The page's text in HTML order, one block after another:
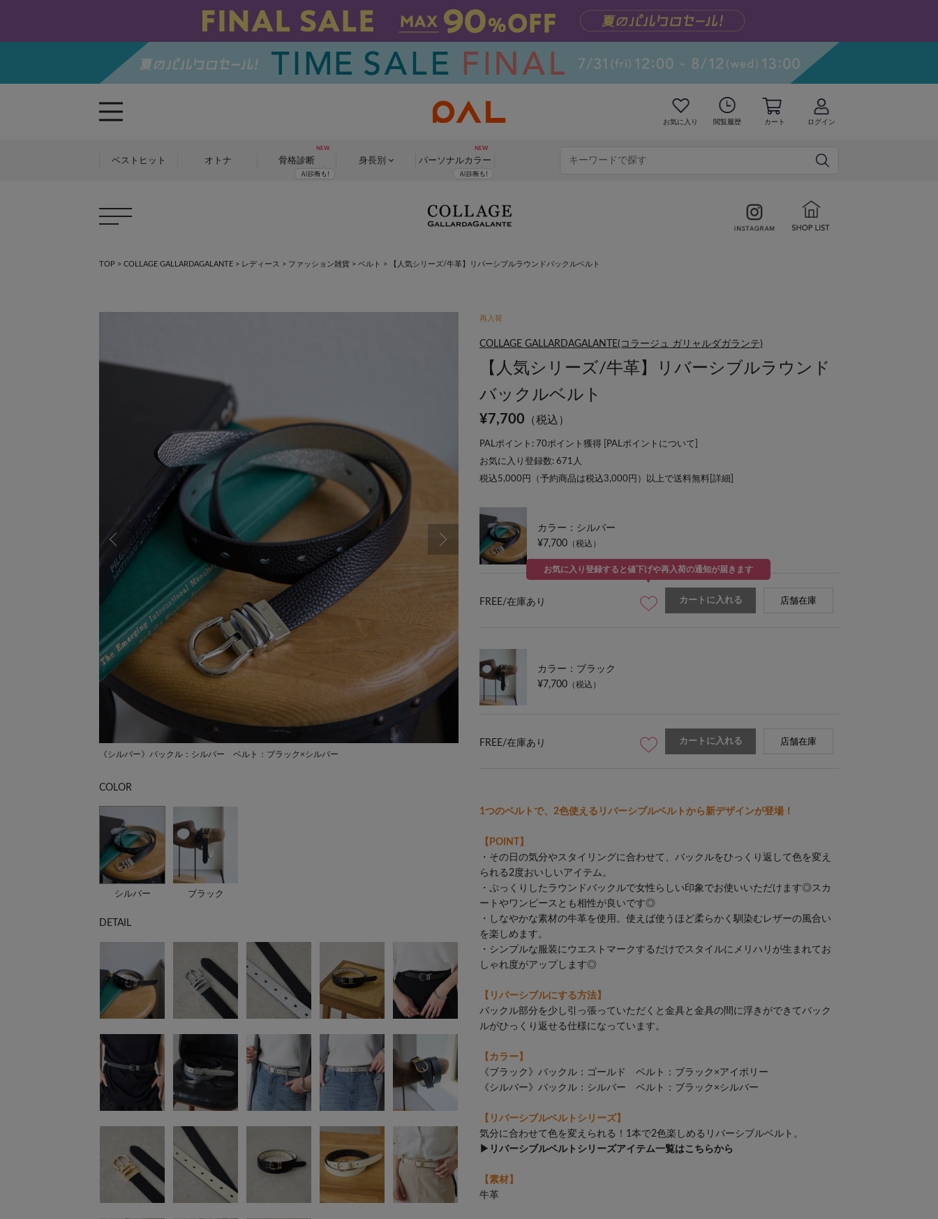
お気に入り 閲覧履歴 カート ログイン
ベストヒット オトナ 骨格診断 身長別 パーソナルカラー
TOP > COLLAGE GALLARDAGALANTE > レディース > ファッション雑貨 > ベルト > 【人気シリーズ/牛革】リバーシブルラウンドバックルベルト
《シルバー》バックル：シルバー ベルト：ブラック×シルバー 《ブラック》バックル：ゴールド ベルト：ブラック×アイボリー
COLOR
シルバー ブラック
DETAIL
再入荷
COLLAGE GALLARDAGALANTE(コラージュ ガリャルダガランテ)
【人気シリーズ/牛革】リバーシブルラウンド
バックルベルト
¥7,700 （税込）
PALポイント: 70ポイント獲得 [ PALポイントについて
お気に入り登録数: 671 人
税込5,000円（予約商品は税込3,000円）以上で送料無料[ 詳細
カラー：シルバー
¥7,700 （税込）
FREE/在庫あり
お気に入り登録すると値下げや再入荷の通知が届きます
カートに入れる 店舗在庫
カラー：ブラック
¥7,700 （税込）
FREE/在庫あり カートに入れる 店舗在庫
1つのベルトで、2色使えるリバーシブルベルトから新デザインが登場！
【POINT】
・その日の気分やスタイリングに合わせて、バックルをひっくり返して色を変え
られる2度おいしいアイテム。
・ぷっくりしたラウンドバックルで女性らしい印象でお使いいただけます◎スカ
ートやワンピースとも相性が良いです◎
・しなやかな素材の牛革を使用。使えば使うほど柔らかく馴染むレザーの風合い
を楽しめます。
・シンプルな服装にウエストマークするだけでスタイルにメリハリが生まれてお
しゃれ度がアップします◎
【リバーシブルにする方法】
バックル部分を少し引っ張っていただくと金具と金具の間に浮きができてバック
ルがひっくり返せる仕様になっています。
【カラー】
《ブラック》バックル：ゴールド ベルト：ブラック×アイボリー
《シルバー》バックル：シルバー ベルト：ブラック×シルバー
【リバーシブルベルトシリーズ】
気分に合わせて色を変えられる！1本で2色楽しめるリバーシブルベルト。
▶リバーシブルベルトシリーズアイテム一覧はこちらから
【素材】
牛革